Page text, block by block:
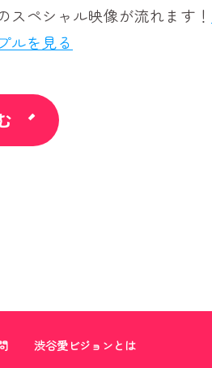
スペシャル映像が流れます！
ルを見る
渋谷愛ビジョンとは